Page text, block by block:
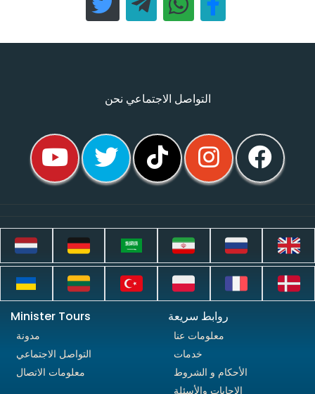
التواصل الاجتماعي نحن
روابط سريعة
معلومات عنا
خدمات
الأحكام و الشروط
الإجابات والأسئلة
Minister Tours
مدونة
التواصل الاجتماعي
معلومات الاتصال